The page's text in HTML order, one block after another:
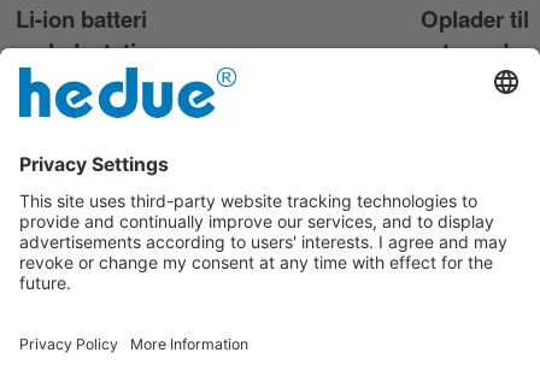
Li-ion batteri
og ladestation
til hedue M4
linjelaser
Et ekstra Li-ion-
batteri med
opladningsholder
til hedue M4
linjelaser.
Vejledende
Oplader til
roterende
hedue R1,
R3, Q3 og
Q3G